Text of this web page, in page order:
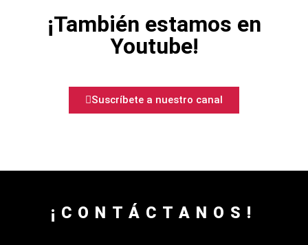
¡También estamos en
Youtube!
Suscríbete a nuestro canal
¡CONTÁCTANOS!